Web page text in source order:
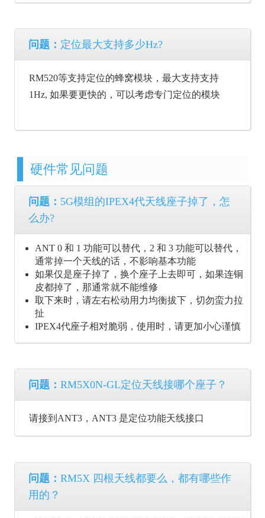
问题： 定位最大支持多少Hz?
RM520等支持定位的蜂窝模块，最大支持支持
1Hz, 如果要更快的，可以考虑专门定位的模块
硬件常见问题
问题： 5G模组的IPEX4代天线座子掉了，怎
么办?
ANT 0 和 1 功能可以替代，2 和 3 功能可以替代，
通常掉一个天线的话，不影响基本功能
如果仅是座子掉了，换个座子上去即可，如果连铜
皮都掉了，那通常就不能维修
取下来时，请左右松动用力均衡拔下，切勿蛮力拉
扯
IPEX4代座子相对脆弱，使用时，请更加小心谨慎
问题： RM5X0N-GL定位天线接哪个座子？
请接到ANT3，ANT3 是定位功能天线接口
问题： RM5X 四根天线都要么，都有哪些作
用的？